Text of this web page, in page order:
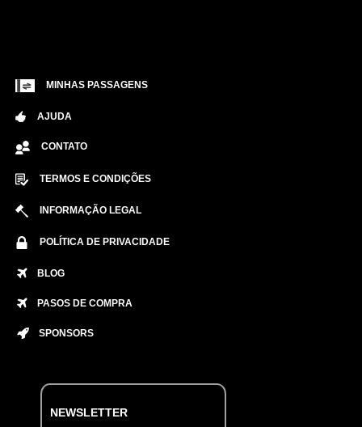
MINHAS PASSAGENS
AJUDA
CONTATO
TERMOS E CONDIÇÕES
INFORMAÇÃO LEGAL
POLÍTICA DE PRIVACIDADE
BLOG
PASOS DE COMPRA
SPONSORS
NEWSLETTER